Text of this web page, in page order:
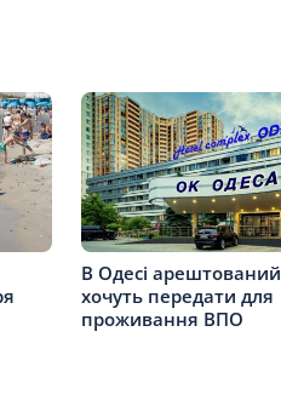
В Одесі
хочуть передати для
проживання ВПО